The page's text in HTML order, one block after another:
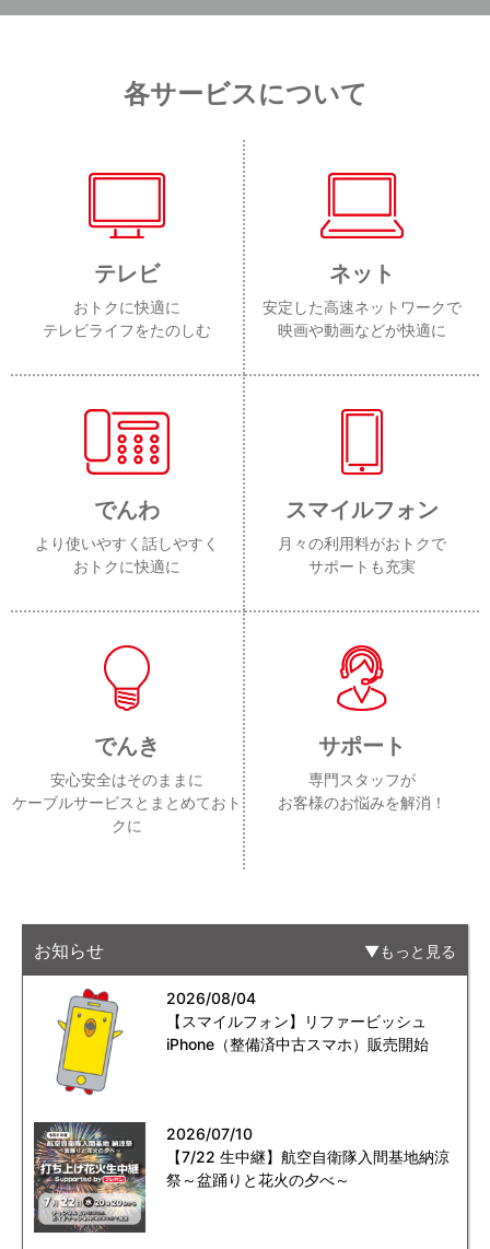
各サービスについて
テレビ
おトクに快適に
テレビライフをたのしむ
ネット
安定した高速ネットワークで
映画や動画などが快適に
でんわ
より使いやすく話しやすく
おトクに快適に
スマイルフォン
月々の利用料がおトクで
サポートも充実
でんき
安心安全はそのままに
ケーブルサービスとまとめておト
クに
サポート
専門スタッフが
お客様のお悩みを解消！
お知らせ もっと見る
2026/08/04
【スマイルフォン】リファービッシュ
iPhone（整備済中古スマホ）販売開始
2026/07/10
【7/22 生中継】航空自衛隊入間基地納涼
祭～盆踊りと花火の夕べ～